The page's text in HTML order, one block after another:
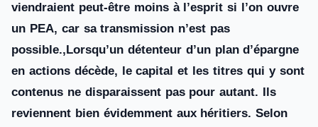
viendraient peut-être moins à l’esprit si l’on ouvre
un PEA, car sa transmission n’est pas
possible.,Lorsqu’un détenteur d’un plan d’épargne
en actions décède, le capital et les titres qui y sont
contenus ne disparaissent pas pour autant. Ils
reviennent bien évidemment aux héritiers. Selon